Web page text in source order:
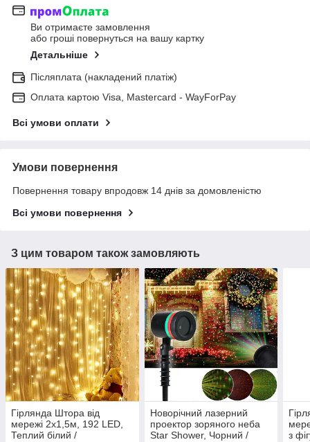
Ви отримаєте замовлення
або гроші повернуться на вашу картку
Детальніше
Післяплата (накладений платіж)
Оплата картою Visa, Mastercard - WayForPay
Всі умови оплати
Умови повернення
Повернення товару впродовж 14 днів за домовленістю
Всі умови повернення
З цим товаром також замовляють
Гірлянда Штора від
мережі 2х1,5м, 192 LED,
Теплий білий /
Новорічний лазерний
проектор зоряного неба
Star Shower, Чорний /
з